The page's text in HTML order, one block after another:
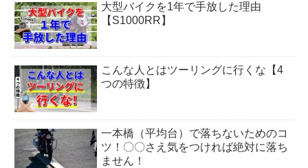
大型バイクを1年で手放した理由
【S1000RR】
こんな人とはツーリングに行くな【4
つの特徴】
一本橋（平均台）で落ちないためのコ
ツ！〇〇さえ気をつければ絶対に落ち
ません！